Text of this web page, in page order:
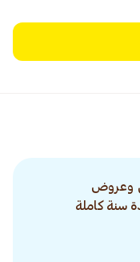
وعروض
سنة كاملة